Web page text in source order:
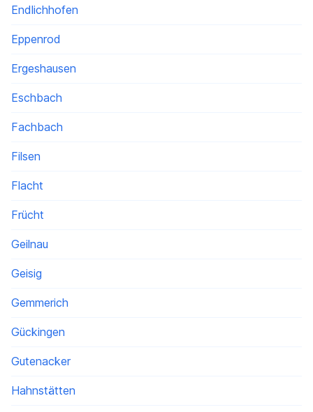
Endlichhofen
Eppenrod
Ergeshausen
Eschbach
Fachbach
Filsen
Flacht
Frücht
Geilnau
Geisig
Gemmerich
Gückingen
Gutenacker
Hahnstätten